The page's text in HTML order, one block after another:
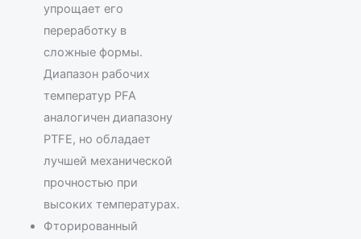
упрощает его
переработку в
сложные формы.
Диапазон рабочих
температур PFA
аналогичен диапазону
PTFE, но обладает
лучшей механической
прочностью при
высоких температурах.
Фторированный